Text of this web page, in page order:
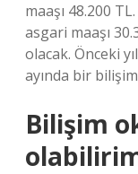
maaşı 48.200
asgari maaşı
olacak. Önceki
ayında bir
Bilişim